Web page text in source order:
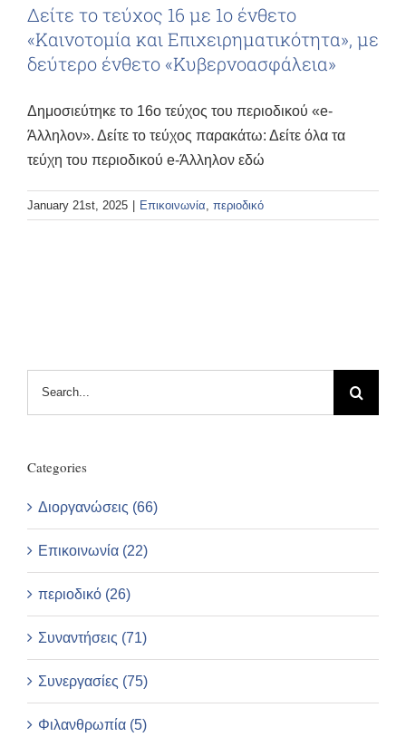
Δείτε το τεύχος 16 με 1ο ένθετο
«Καινοτομία και Επιχειρηματικότητα», με
δεύτερο ένθετο «Κυβερνοασφάλεια»
Δημοσιεύτηκε το 16ο τεύχος του περιοδικού «e-
Άλληλον». Δείτε το τεύχος παρακάτω: Δείτε όλα τα
τεύχη του περιοδικού e-Άλληλον εδώ
January 21st, 2025 | Επικοινωνία περιοδικό
Categories
Διοργανώσεις (66)
Επικοινωνία (22)
περιοδικό (26)
Συναντήσεις (71)
Συνεργασίες (75)
Φιλανθρωπία (5)